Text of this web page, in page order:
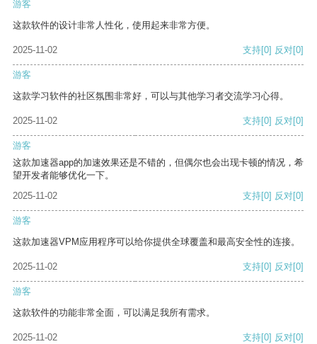
游客
这款软件的设计非常人性化，使用起来非常方便。
2025-11-02 支持[0] 反对[0]
游客
这款学习软件的社区氛围非常好，可以与其他学习者交流学习心得。
2025-11-02 支持[0] 反对[0]
游客
这款加速器app的加速效果还是不错的，但偶尔也会出现卡顿的情况，希
望开发者能够优化一下。
2025-11-02
支持[0] 反对[0]
游客
这款加速器VPM应用程序可以给你提供全球覆盖和最高安全性的连接。
2025-11-02 支持[0] 反对[0]
游客
这款软件的功能非常全面，可以满足我所有需求。
2025-11-02 支持[0] 反对[0]